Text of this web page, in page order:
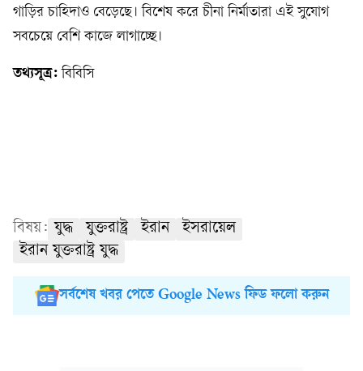
গাড়ির চাহিদাও বেড়েছে। বিশেষ করে চীনা নির্মাতারা এই সুযোগ
সবচেয়ে বেশি কাজে লাগাচ্ছে।
তথ্যসূত্র: বিবিসি
বিষয়: যুদ্ধ যুক্তরাষ্ট্র ইরান
ইসরায়েল
ইরান যুক্তরাষ্ট্র যুদ্ধ
সর্বশেষ খবর পেতে Google News ফিড ফলো করুন